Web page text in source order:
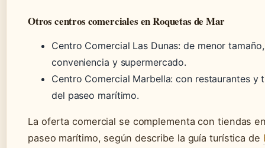
Otros centros comerciales en Roquetas de Mar
Centro Comercial Las Dunas: de menor
conveniencia y supermercado.
Centro Comercial Marbella: con restaurantes y
del paseo marítimo.
La oferta comercial se complementa con tiendas
paseo marítimo, según describe la guía turística de